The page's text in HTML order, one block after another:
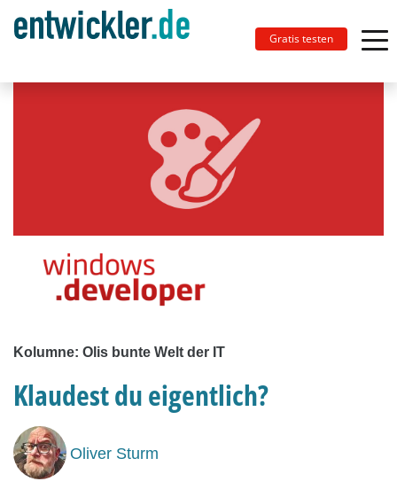
Gratis testen
Kolumne: Olis bunte Welt der IT
Klaudest du eigentlich?
Oliver Sturm